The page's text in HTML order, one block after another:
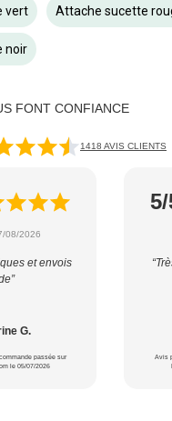
vert Attache sucette
noir
FONT CONFIANCE
1418 AVIS CLIENTS
08/2026
et envois
G.
passée sur
le 05/07/2026
Avis